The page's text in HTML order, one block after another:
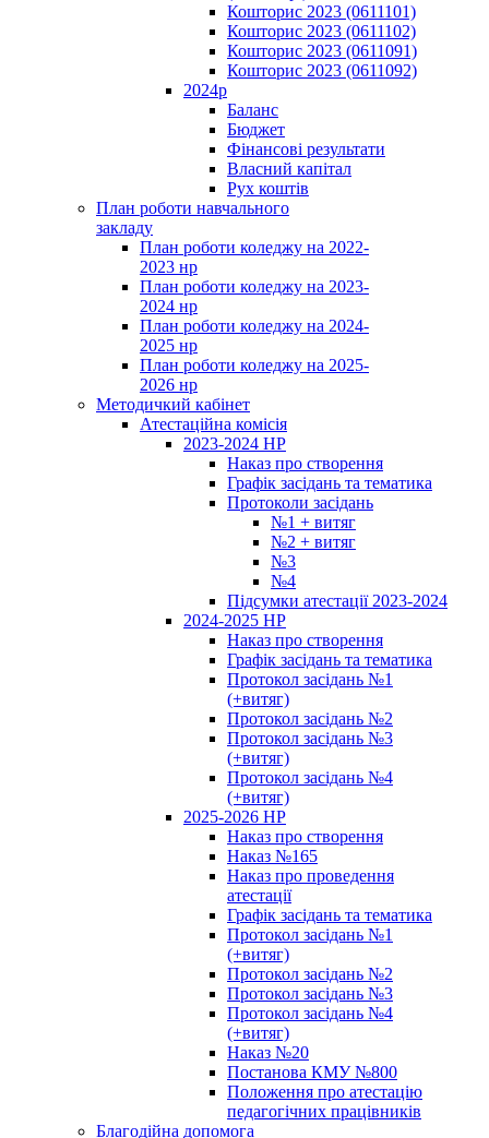
Кошторис 2023 (0611101)
Кошторис 2023 (0611102)
Кошторис 2023 (0611091)
Кошторис 2023 (0611092)
2024р
Баланс
Бюджет
Фінансові результати
Власний капітал
Рух коштів
План роботи навчального
закладу
План роботи коледжу на 2022-
2023 нр
План роботи коледжу на 2023-
2024 нр
План роботи коледжу на 2024-
2025 нр
План роботи коледжу на 2025-
2026 нр
Методичкий кабінет
Атестаційна комісія
2023-2024 НР
Наказ про створення
Графік засідань та тематика
Протоколи засідань
№1 + витяг
№2 + витяг
№3
№4
Підсумки атестації 2023-2024
2024-2025 НР
Наказ про створення
Графік засідань та тематика
Протокол засідань №1
(+витяг)
Протокол засідань №2
Протокол засідань №3
(+витяг)
Протокол засідань №4
(+витяг)
2025-2026 НР
Наказ про створення
Наказ №165
Наказ про проведення
атестації
Графік засідань та тематика
Протокол засідань №1
(+витяг)
Протокол засідань №2
Протокол засідань №3
Протокол засідань №4
(+витяг)
Наказ №20
Постанова КМУ №800
Положення про атестацію
педагогічних працівників
Благодійна допомога